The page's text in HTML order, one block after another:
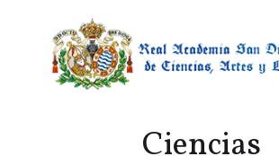
Ciencias